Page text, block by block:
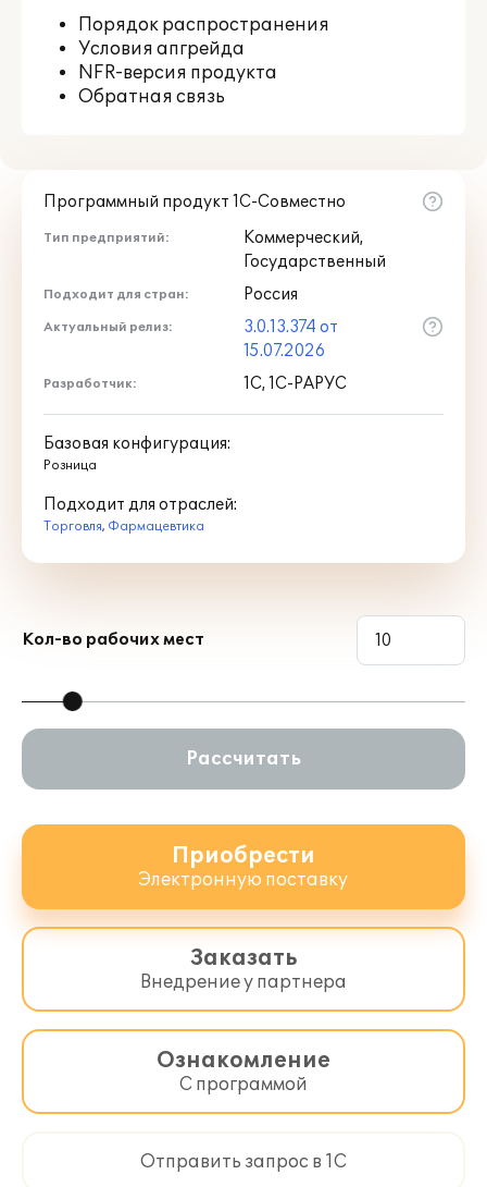
Порядок распространения
Условия апгрейда
NFR-версия продукта
Обратная связь
Программный продукт 1С-Совместно
Тип предприятий:
Коммерческий,
Государственный
Подходит для стран: Россия
Актуальный релиз:
3.0.13.374 от
15.07.2026
Разработчик: 1С, 1С-РАРУС
Базовая конфигурация:
Розница
Подходит для отраслей:
Торговля, Фармацевтика
Кол-во рабочих мест
Рассчитать
Приобрести
Электронную поставку
Заказать
Внедрение у партнера
Ознакомление
С программой
Отправить запрос в 1С